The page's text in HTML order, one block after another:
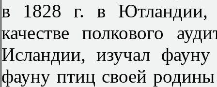
в 1828 г. в Ютландии,
качестве полкового
Исландии, изучал
фауну птиц своей